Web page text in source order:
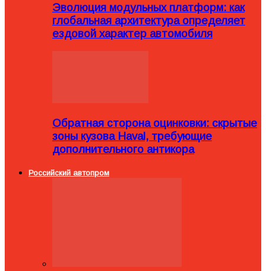
Эволюция модульных платформ: как
глобальная архитектура определяет
ездовой характер автомобиля
Обратная сторона оцинковки: скрытые
зоны кузова Haval, требующие
дополнительного антикора
Российский автопром